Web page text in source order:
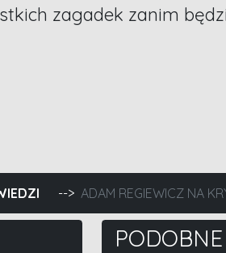
zagadek zanim
ADAM REGIEWICZ NA
PODOBNE